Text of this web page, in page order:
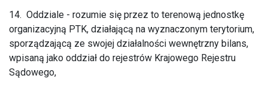
14. Oddziale - rozumie się przez to terenową jednostkę
organizacyjną PTK, działającą na wyznaczonym terytorium,
sporządzającą ze swojej działalności wewnętrzny bilans,
wpisaną jako oddział do rejestrów Krajowego Rejestru
Sądowego,